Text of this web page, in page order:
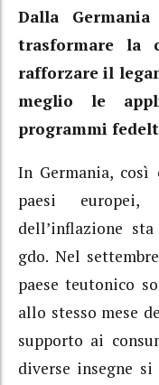
Dalla
trasformare la
rafforzare il
meglio le
programmi
In Germania,
paesi europei,
dell’inflazione
gdo. Nel
paese teutonico
allo stesso mese
supporto ai
diverse insegne